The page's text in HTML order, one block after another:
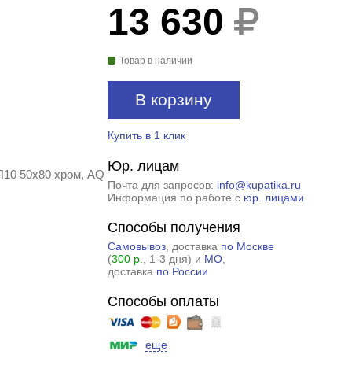
50x80 хром, AQ
13 630
Товар в наличии
В корзину
Купить в 1 клик
Юр. лицам
Почта для запросов: info@kupatika.ru
Информация по работе с юр. лицами
Способы получения
Самовывоз, доставка по Москве
(300 р. , 1-3 дня) и МО,
доставка по России
Способы оплаты
еще